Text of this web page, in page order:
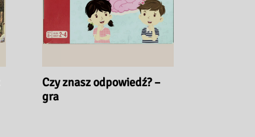
Czy znasz odpowiedź? –
gra